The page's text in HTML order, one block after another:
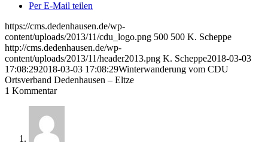
Per E-Mail teilen
https://cms.dedenhausen.de/wp-
content/uploads/2013/11/cdu_logo.png 500 500 K. Scheppe
http://cms.dedenhausen.de/wp-
content/uploads/2013/11/header2013.png K. Scheppe2018-03-03
17:08:292018-03-03 17:08:29Winterwanderung vom CDU
Ortsverband Dedenhausen – Eltze
1 Kommentar